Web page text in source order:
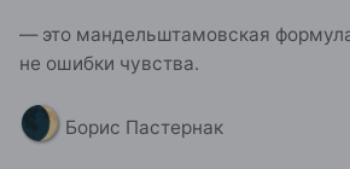
— это мандельштамовская
не ошибки чувства.
🌒 Борис Пастернак